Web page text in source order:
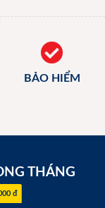
BẢO HIỂM
THÁNG
đ